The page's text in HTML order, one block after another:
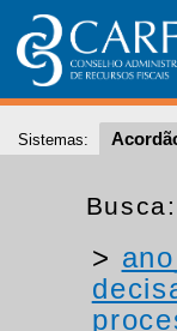
Sistemas:
Busca:
>